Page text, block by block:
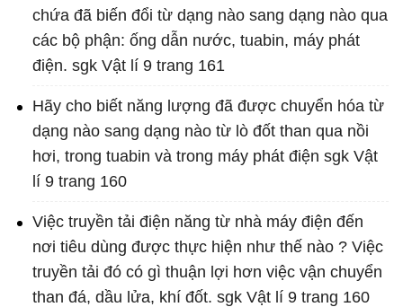
chứa đã biến đổi từ dạng nào sang dạng nào qua
các bộ phận: ống dẫn nước, tuabin, máy phát
điện. sgk Vật lí 9 trang 161
Hãy cho biết năng lượng đã được chuyển hóa từ
dạng nào sang dạng nào từ lò đốt than qua nồi
hơi, trong tuabin và trong máy phát điện sgk Vật
lí 9 trang 160
Việc truyền tải điện năng từ nhà máy điện đến
nơi tiêu dùng được thực hiện như thế nào ? Việc
truyền tải đó có gì thuận lợi hơn việc vận chuyển
than đá, dầu lửa, khí đốt. sgk Vật lí 9 trang 160